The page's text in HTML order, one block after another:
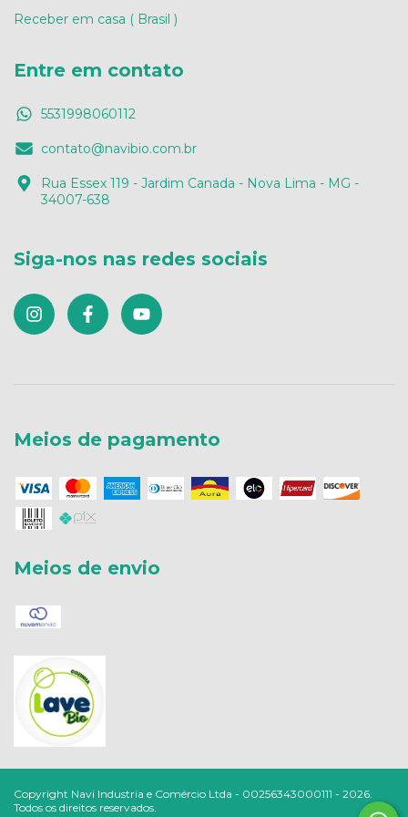
Receber em casa ( Brasil )
Entre em contato
5531998060112
contato@navibio.com.br
Rua Essex 119 - Jardim Canada - Nova Lima - MG -
34007-638
Siga-nos nas redes sociais
Meios de pagamento
Meios de envio
Copyright Navi Industria e Comércio Ltda - 00256343000111 - 2026.
Todos os direitos reservados.